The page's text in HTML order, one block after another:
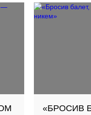
школах
«БРОСИВ